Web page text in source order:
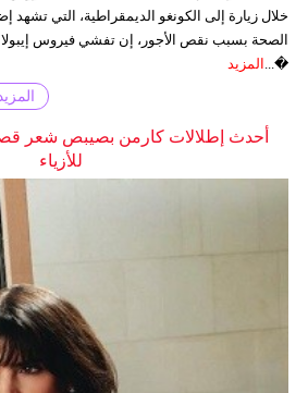
خلال زيارة إلى الكونغو الديمقراطية، التي تشهد
الصحة بسبب نقص الأجور، إن تفشي فيروس إيبولا
�...
المزيد
أحدث إطلالات كارمن بصيبص شعر
للأزياء